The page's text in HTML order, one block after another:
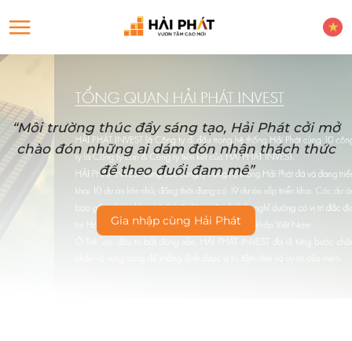
“Môi trường thúc đẩy sáng tạo, Hải Phát cởi mở
chào đón những ai dám đón nhận thách thức
để theo đuổi đam mê”
Gia nhập cùng Hải Phát